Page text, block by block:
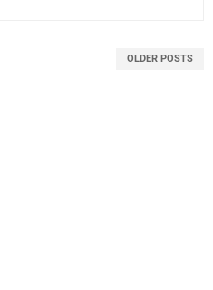
OLDER POSTS